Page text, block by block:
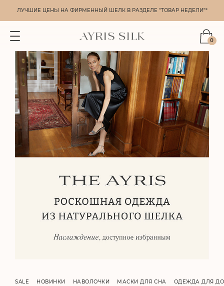
ЛУЧШИЕ ЦЕНЫ НА ФИРМЕННЫЙ ШЕЛК В РАЗДЕЛЕ "ТОВАР НЕДЕЛИ"*
0
SALE НОВИНКИ НАВОЛОЧКИ МАСКИ ДЛЯ СНА ОДЕЖДА ДЛЯ